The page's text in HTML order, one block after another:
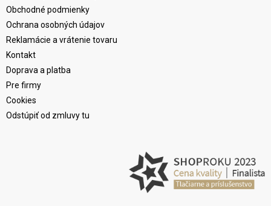
Obchodné podmienky
Ochrana osobných údajov
Reklamácie a vrátenie tovaru
Kontakt
Doprava a platba
Pre firmy
Cookies
Odstúpiť od zmluvy tu